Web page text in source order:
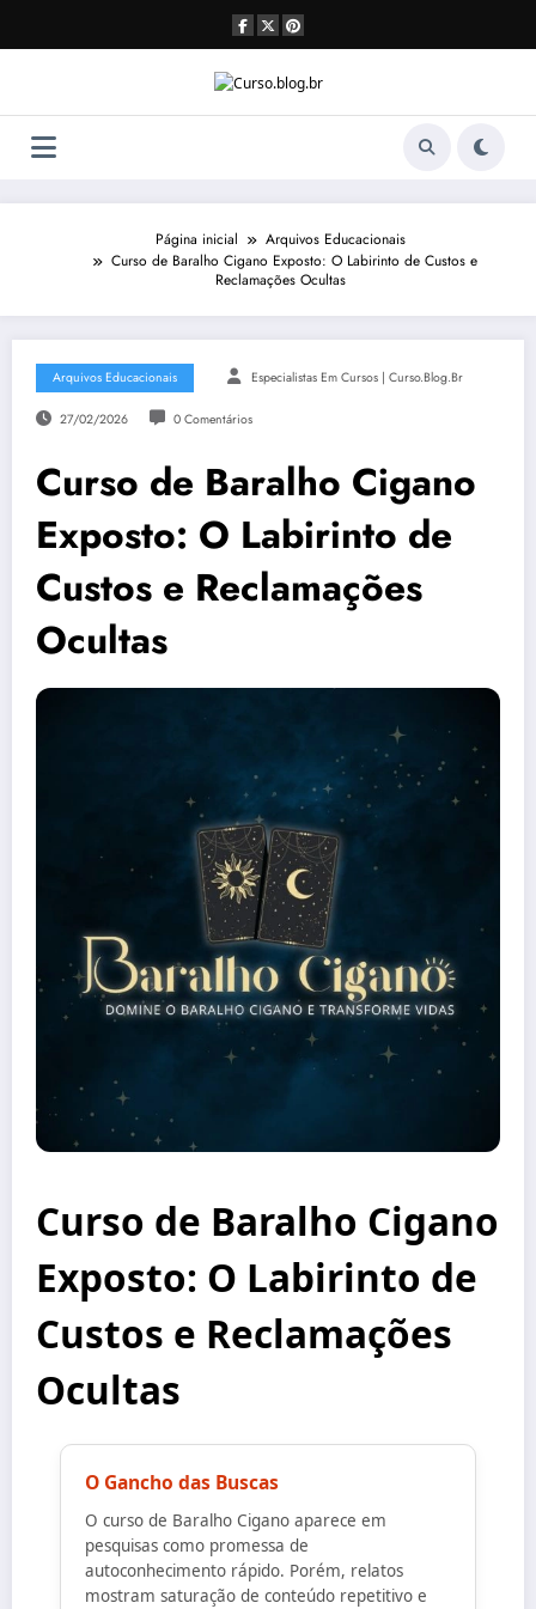
o
Página inicial
Arquivos Educacionais
Curso de Baralho Cigano Exposto: O Labirinto de Custos e
Reclamações Ocultas
Arquivos Educacionais Especialistas Em Cursos | Curso.blog.br
27/02/2026 0 Comentários
Curso de Baralho Cigano
Exposto: O Labirinto de
Custos e Reclamações
Ocultas
Curso de Baralho Cigano
Exposto: O Labirinto de
Custos e Reclamações
Ocultas
O Gancho das Buscas
O curso de Baralho Cigano aparece em
pesquisas como promessa de
autoconhecimento rápido. Porém, relatos
mostram saturação de conteúdo repetitivo e